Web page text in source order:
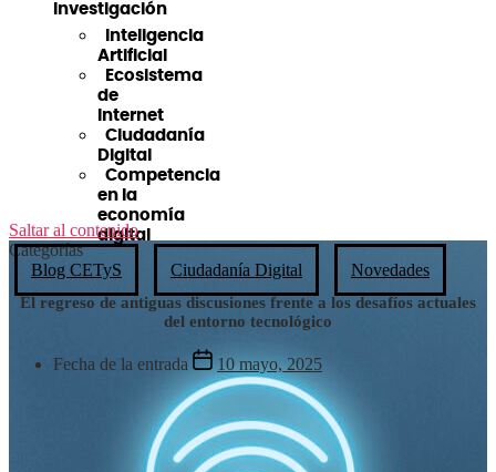
Investigación
Inteligencia
Artificial
Ecosistema
de
Internet
Ciudadanía
Digital
Competencia
en la
economía
digital
Saltar al contenido
Categorías
Blog CETyS
Ciudadanía Digital Novedades
El regreso de antiguas discusiones frente a los desafíos actuales
del entorno tecnológico
Fecha de la entrada 10 mayo, 2025